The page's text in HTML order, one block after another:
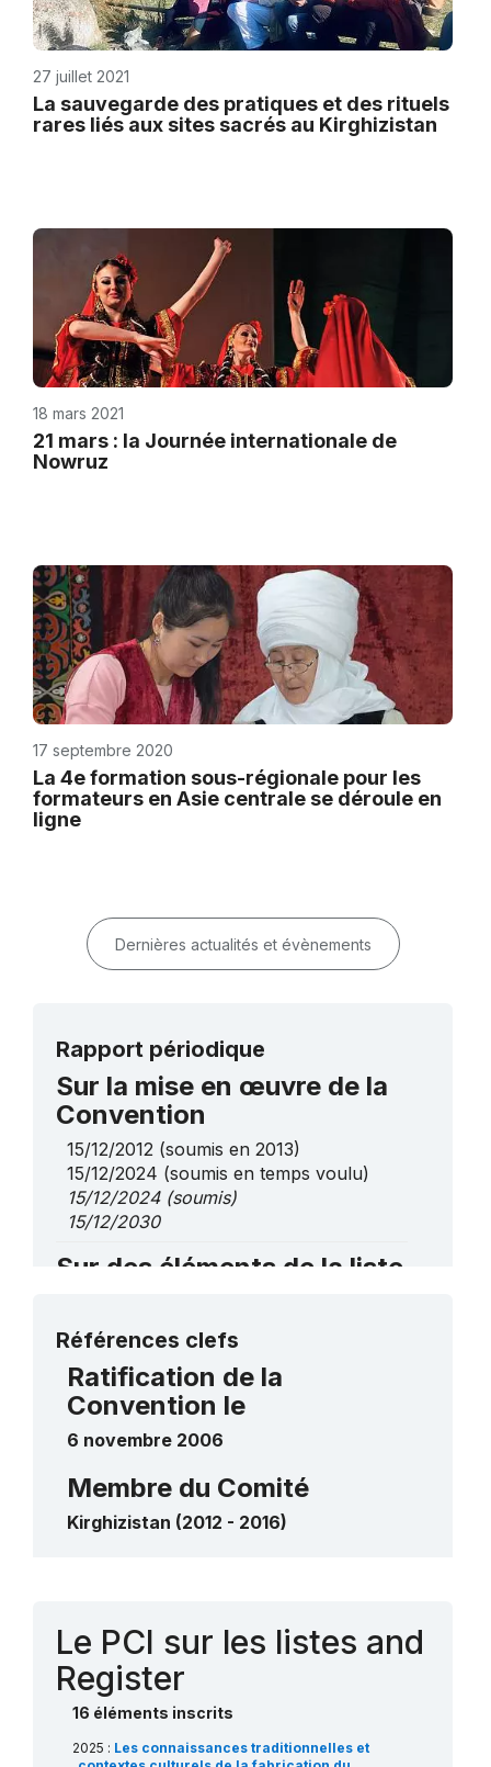
27 juillet 2021
La sauvegarde des pratiques et des rituels
rares liés aux sites sacrés au Kirghizistan
18 mars 2021
21 mars : la Journée internationale de
Nowruz
17 septembre 2020
La 4e formation sous-régionale pour les
formateurs en Asie centrale se déroule en
ligne
Dernières actualités et évènements
Rapport périodique
Sur la mise en œuvre de la
Convention
15/12/2012 (soumis en 2013)
15/12/2024 (soumis en temps voulu)
15/12/2024(soumis)
15/12/2030
Sur des éléments de la liste
L’ala-kiyiz et le chirdak, l’art du tapis
traditionnel kirghiz en feutre
2012
____
Références clefs
Ratification de la
Convention le
6 novembre 2006
Membre du Comité
Kirghizistan (2012 - 2016)
Le PCI sur les listes and
Register
16 éléments inscrits
2025 : Les connaissances traditionnelles et